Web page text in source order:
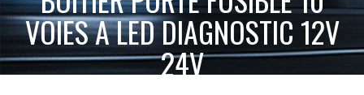
VOIES A LED DIAGNOSTIC 12V
24V